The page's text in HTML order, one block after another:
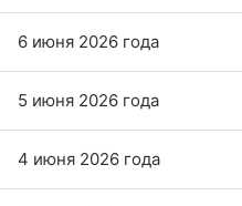
6 июня 2026 года
5 июня 2026 года
4 июня 2026 года